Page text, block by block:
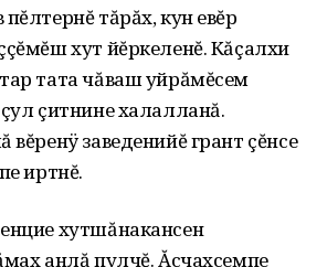
тăрăх, кун евĕр
хут йĕркеленĕ. Кăçалхи
тата чăваш уйрăмĕсем
çитнине халалланă.
вĕренÿ заведенийĕ грант çĕнсе
иртнĕ.
хутшăнакансен
анлă пулчĕ. Ăсчахсемпе